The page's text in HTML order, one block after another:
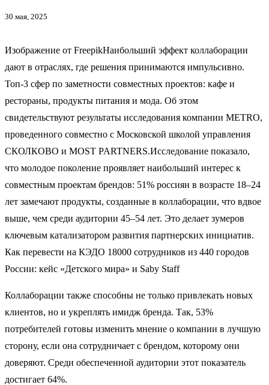
30 мая, 2025
Изображение от FreepikНаибольший эффект коллаборации
дают в отраслях, где решения принимаются импульсивно.
Топ-3 сфер по заметности совместных проектов: кафе и
рестораны, продукты питания и мода. Об этом
свидетельствуют результаты исследования компании METRO,
проведенного совместно с Московской школой управления
СКОЛКОВО и MOST PARTNERS.Исследование показало,
что молодое поколение проявляет наибольший интерес к
совместным проектам брендов: 51% россиян в возрасте 18–24
лет замечают продукты, созданные в коллаборации, что вдвое
выше, чем среди аудитории 45–54 лет. Это делает зумеров
ключевым катализатором развития партнерских инициатив.
Как перевести на КЭДО 18000 сотрудников из 440 городов
России: кейс «Детского мира» и Saby Staff
Коллаборации также способны не только привлекать новых
клиентов, но и укреплять имидж бренда. Так, 53%
потребителей готовы изменить мнение о компании в лучшую
сторону, если она сотрудничает с брендом, которому они
доверяют. Среди обеспеченной аудитории этот показатель
достигает 64%.